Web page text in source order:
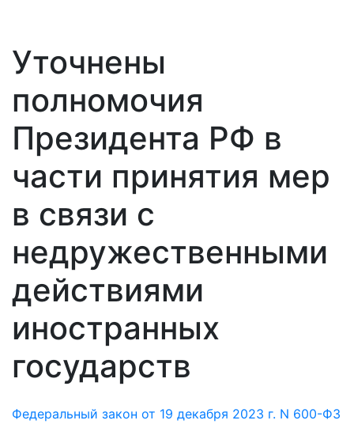
Уточнены
полномочия
Президента РФ в
части принятия мер
в связи с
недружественными
действиями
иностранных
государств
Федеральный закон от 19 декабря 2023 г. N 600-ФЗ